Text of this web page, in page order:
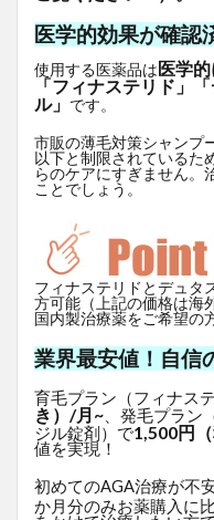
医学的効果が確認
使用する医薬品は医学
「フィナステリド」
ル」 です。
市販の薄毛対策シャンプ
以下と制限されているた
らのケアにすぎません。
ことでしょう。
フィナステリドとデュタ
方可能（上記の価格は海
国内製治療薬をご希望の
業界最安値！自信
育毛プラン（フィナス
き）/月~ 、発毛プラ
ジル錠剤）で1,500円
値を実現！
初めてのAGA治療が不
か月分のみお薬購入に